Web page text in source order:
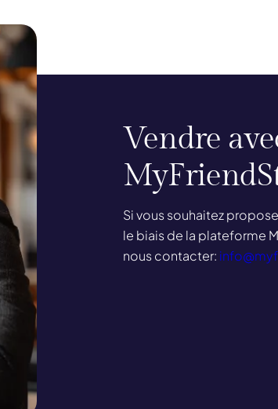
Heading
Vendre
Text
Si vous souhaitez
le biais de la plateforme
nous contacter: